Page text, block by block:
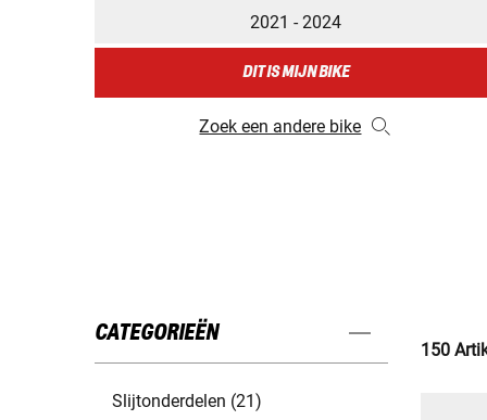
2021 - 2024
DIT IS MIJN BIKE
Zoek een andere bike
CATEGORIEËN
Slijtonderdelen (21)
150